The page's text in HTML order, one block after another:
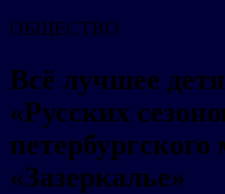
ОБЩЕСТВО
Всё лучшее
«Русских
«Зазеркалье»